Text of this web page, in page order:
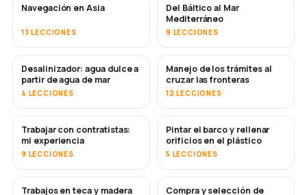
PRONTO
Navegación en Asia
13 LECCIONES
PRONTO
Del Báltico al Mar
Mediterráneo
9 LECCIONES
PRONTO
Desalinizador: agua dulce a
partir de agua de mar
4 LECCIONES
Manejo de los trámites al
cruzar las fronteras
12 LECCIONES
PRONTO
Trabajar con contratistas:
mi experiencia
9 LECCIONES
PRONTO
Pintar el barco y rellenar
orificios en el plástico
5 LECCIONES
Trabajos en teca y madera PRONTO
Compra y selección de